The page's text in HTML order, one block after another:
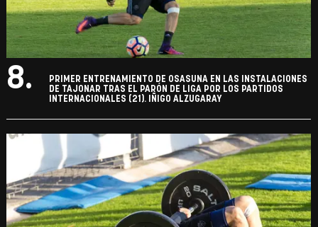
8.
PRIMER ENTRENAMIENTO DE OSASUNA EN LAS INSTALACIONES
DE TAJONAR TRAS EL PARÓN DE LIGA POR LOS PARTIDOS
INTERNACIONALES (21). IÑIGO ALZUGARAY